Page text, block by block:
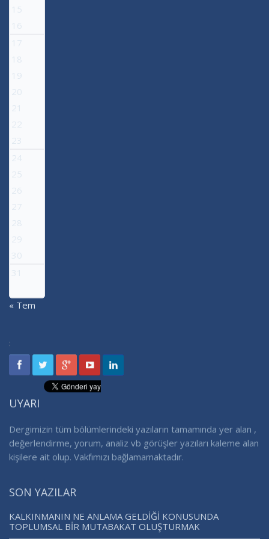
15
16
17
18
19
20
21
22
23
24
25
26
27
28
29
30
31
« Tem
:
UYARI
Dergimizin tüm bölümlerindeki yazıların tamamında yer alan ,
değerlendirme, yorum, analiz vb görüşler yazıları kaleme alan
kişilere ait olup. Vakfımızı bağlamamaktadır.
SON YAZILAR
KALKINMANIN NE ANLAMA GELDİĞİ KONUSUNDA
TOPLUMSAL BİR MUTABAKAT OLUŞTURMAK